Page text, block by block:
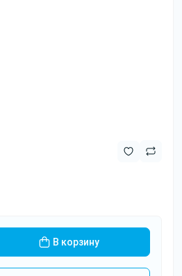
В корзину